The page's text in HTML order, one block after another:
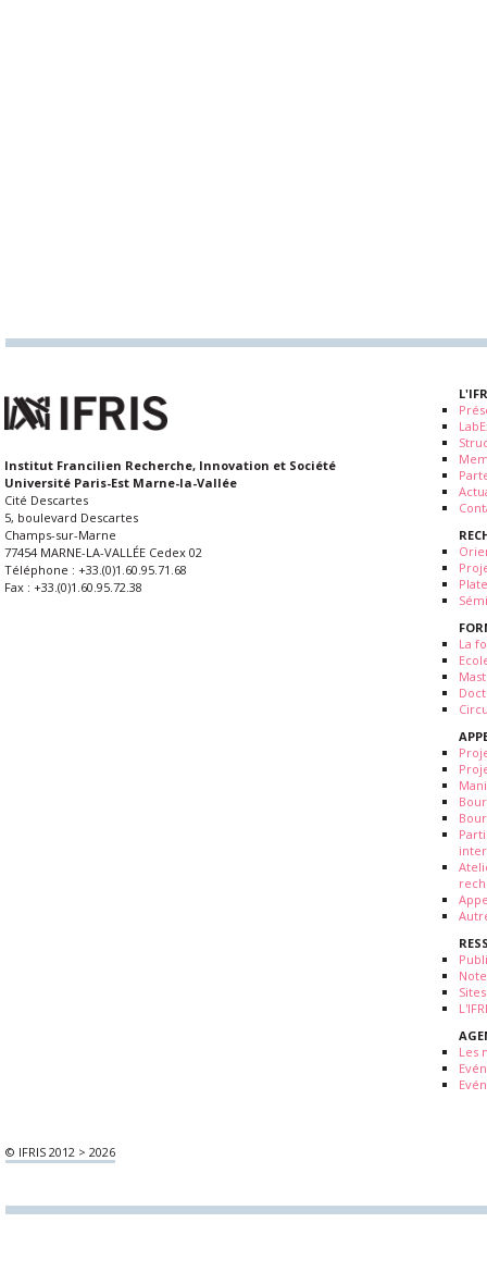
Institut Francilien Recherche, Innovation et Société
Université Paris-Est Marne-la-Vallée
Cité Descartes
5, boulevard Descartes
Champs-sur-Marne
77454 MARNE-LA-VALLÉE Cedex 02
Téléphone : +33.(0)1.60.95.71.68
Fax : +33.(0)1.60.95.72.38
La
Les
© IFRIS 2012 > 2026